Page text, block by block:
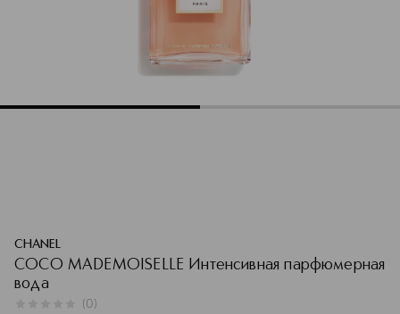
CHANEL
COCO MADEMOISELLE Интенсивная парфюмерная
вода
(0)